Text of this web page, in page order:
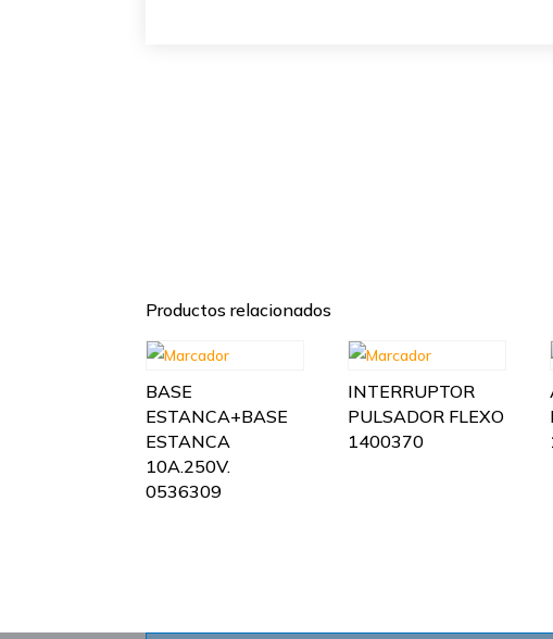
Productos relacionados
BASE
ESTANCA+BASE
ESTANCA
10A.250V.
0536309
INTERRUPTOR
PULSADOR FLEXO
1400370